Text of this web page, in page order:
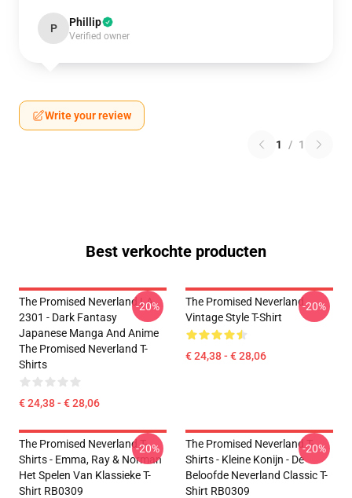
P Phillip
Verified owner
Write your review
1 / 1
Best verkochte producten
The Promised Neverland LA
2301 - Dark Fantasy
Japanese Manga And Anime
The Promised Neverland T-
Shirts
€ 24,38 - € 28,06
-20%
The Promised Neverland
Vintage Style T-Shirt
€ 24,38 - € 28,06
-20%
The Promised Neverland T-
Shirts - Emma, Ray & Norman
Het Spelen Van Klassieke T-
Shirt RB0309
-20%
The Promised Neverland T-
Shirts - Kleine Konijn - De
Beloofde Neverland Classic T-
Shirt RB0309
-20%